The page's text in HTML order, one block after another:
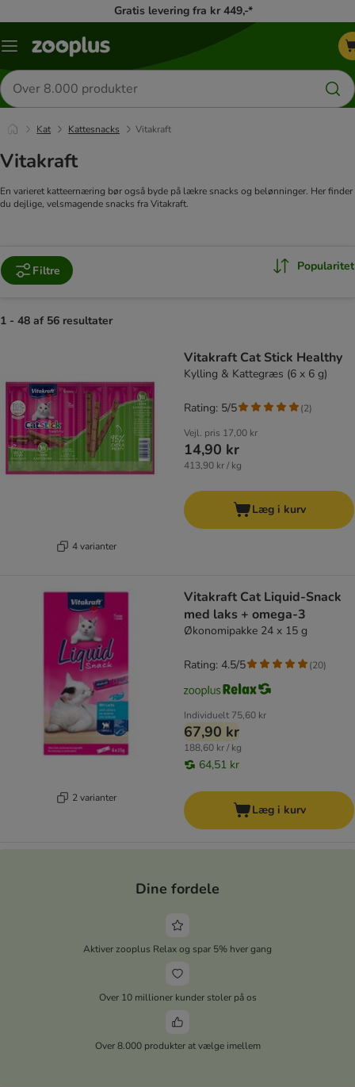
Gratis levering fra kr 449,-*
Menu
Søg
efter
produkter
Kat Kattesnacks Vitakraft
Vitakraft
En varieret katteernæring bør også byde på lækre snacks og belønninger. Her finder
du dejlige, velsmagende snacks fra Vitakraft.
Filtre Popularitet
1 - 48 af 56 resultater
4 varianter
Vitakraft Cat Stick Healthy
Kylling & Kattegræs (6 x 6 g)
Vejl. pris 17,00 kr
14,90 kr
413,90 kr / kg
Rating: 5/5 (2)
Læg i kurv
2 varianter
Vitakraft Cat Liquid-Snack
med laks + omega-3
Økonomipakke 24 x 15 g
Individuelt 75,60 kr
67,90 kr
188,60 kr / kg
64,51 kr
Rating: 4.5/5 (20)
Læg i kurv
Dine fordele
Aktiver zooplus Relax og spar 5% hver gang
Over 10 millioner kunder stoler på os
Over 8.000 produkter at vælge imellem